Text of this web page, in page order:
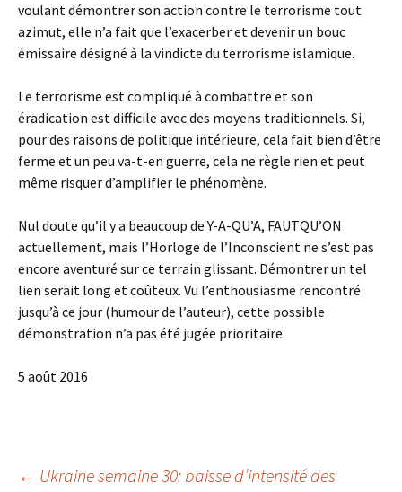
voulant démontrer son action contre le terrorisme tout
azimut, elle n’a fait que l’exacerber et devenir un bouc
émissaire désigné à la vindicte du terrorisme islamique.
Le terrorisme est compliqué à combattre et son
éradication est difficile avec des moyens traditionnels. Si,
pour des raisons de politique intérieure, cela fait bien d’être
ferme et un peu va-t-en guerre, cela ne règle rien et peut
même risquer d’amplifier le phénomène.
Nul doute qu’il y a beaucoup de Y-A-QU’A, FAUTQU’ON
actuellement, mais l’Horloge de l’Inconscient ne s’est pas
encore aventuré sur ce terrain glissant. Démontrer un tel
lien serait long et coûteux. Vu l’enthousiasme rencontré
jusqu’à ce jour (humour de l’auteur), cette possible
démonstration n’a pas été jugée prioritaire.
5 août 2016
← Ukraine semaine 30: baisse d’intensité des